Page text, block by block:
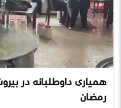
همیاری داوطلبانه در
رمضان